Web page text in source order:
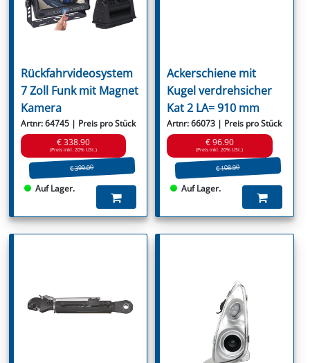
Rückfahrvideosystem
7 Zoll Funk mit Magnet
Kamera
Artnr: 64745 | Preis pro Stück
€ 338.90
(Preis inkl. 20% USt.)
€ 399.00
Auf Lager.
Ackerschiene mit
Kugel verdrehsicher
Kat 2 LA= 910 mm
Artnr: 66073 | Preis pro Stück
€ 96.90
(Preis inkl. 20% USt.)
€ 108.90
Auf Lager.